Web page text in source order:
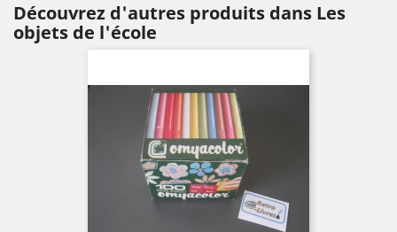
Découvrez d'autres produits dans Les
objets de l'école